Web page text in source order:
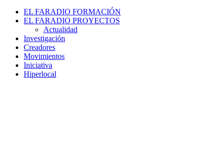
EL FARADIO FORMACIÓN
EL FARADIO PROYECTOS
Actualidad
Investigación
Creadores
Movimientos
Iniciativa
Hiperlocal